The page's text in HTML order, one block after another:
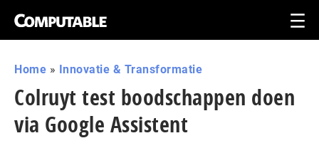
Home » Innovatie & Transformatie
Colruyt test boodschappen doen
via Google Assistent